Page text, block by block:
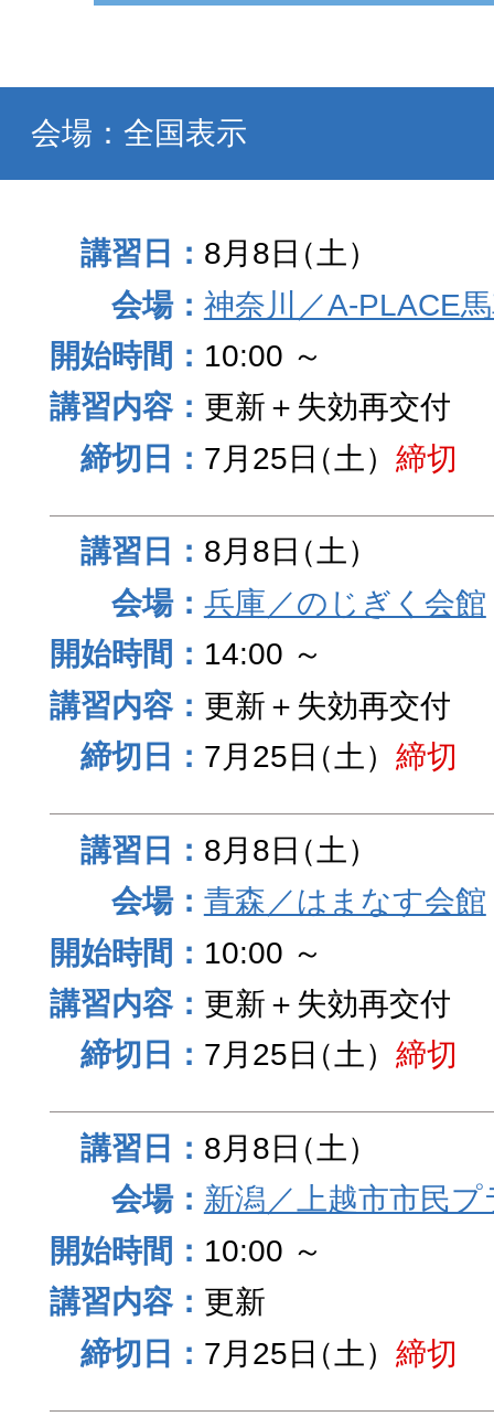
会場：全国表示
8月8日（土）
神奈川／A-PLACE
10:00 ～
更新＋失効再交付
7月25日（土） 締切
8月8日（土）
兵庫／のじぎく会館
14:00 ～
更新＋失効再交付
7月25日（土） 締切
8月8日（土）
青森／はまなす会館
10:00 ～
更新＋失効再交付
7月25日（土） 締切
8月8日（土）
新潟／上越市市民プ
10:00 ～
更新
7月25日（土） 締切